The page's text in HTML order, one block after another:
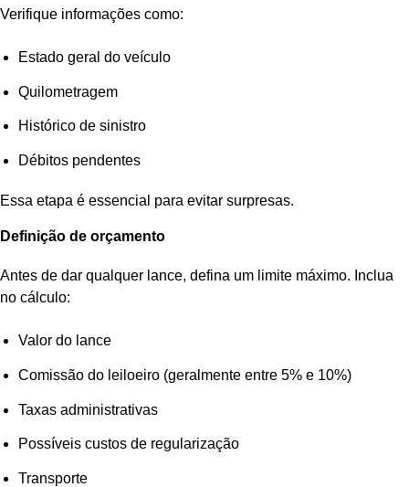
Verifique informações como:
Estado geral do veículo
Quilometragem
Histórico de sinistro
Débitos pendentes
Essa etapa é essencial para evitar surpresas.
Definição de orçamento
Antes de dar qualquer lance, defina um limite máximo. Inclua
no cálculo:
Valor do lance
Comissão do leiloeiro (geralmente entre 5% e 10%)
Taxas administrativas
Possíveis custos de regularização
Transporte